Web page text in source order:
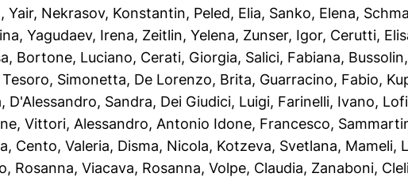
Yair, Nekrasov, Konstantin, Peled, Elia, Sanko, Elena,
,Yagudaev, Irena, Zeitlin, Yelena, Zunser, Igor, Cerutti,
, Bortone, Luciano, Cerati, Giorgia, Salici, Fabiana,
Tesoro, Simonetta, De Lorenzo, Brita, Guarracino, Fabio,
, D'Alessandro, Sandra, Dei Giudici, Luigi, Farinelli, Ivano,
,Vittori, Alessandro, Antonio Idone, Francesco,
, Cento, Valeria, Disma, Nicola, Kotzeva, Svetlana, Mameli,
Rosanna,Viacava, Rosanna,Volpe, Claudia, Zanaboni,